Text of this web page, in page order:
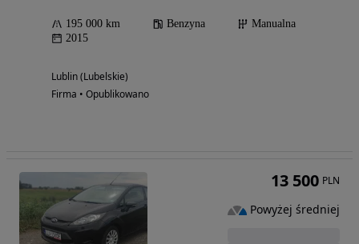
195 000 km Benzyna
Manualna
2015
Lublin (Lubelskie)
Firma • Opublikowano
13 500 PLN
Powyżej średniej